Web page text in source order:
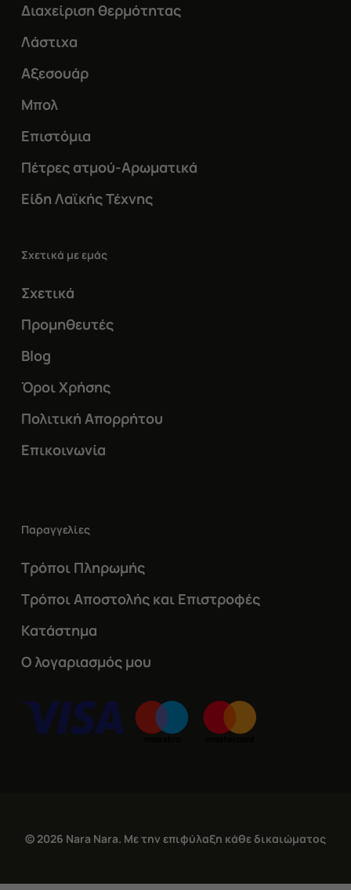
Διαχείριση θερμότητας
Λάστιχα
Αξεσουάρ
Μπολ
Επιστόμια
Πέτρες ατμού-Αρωματικά
Είδη Λαϊκής Τέχνης
Σχετικά με εμάς
Σχετικά
Προμηθευτές
Blog
Όροι Χρήσης
Πολιτική Απορρήτου
Επικοινωνία
Παραγγελίες
Τρόποι Πληρωμής
Τρόποι Αποστολής και Επιστροφές
Κατάστημα
Ο λογαριασμός μου
© 2026 Nara Nara. Με την επιφύλαξη κάθε δικαιώματος